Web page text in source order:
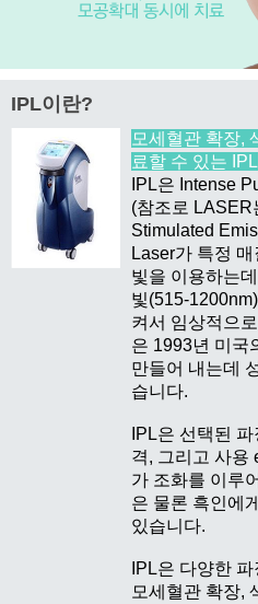
IPL이란?
모세혈관 확장,
료할 수 있는 IPL
IPL은 Intense
(참조로 LASER
Stimulated
Laser가 특정
빛을 이용하는
빛(515-
켜서 임상적으
은 1993년 미국
만들어 내는데
습니다.
IPL은 선택된
격, 그리고 사용
가 조화를 이루
은 물론 흑인에
있습니다.
IPL은 다양한
모세혈관 확장,